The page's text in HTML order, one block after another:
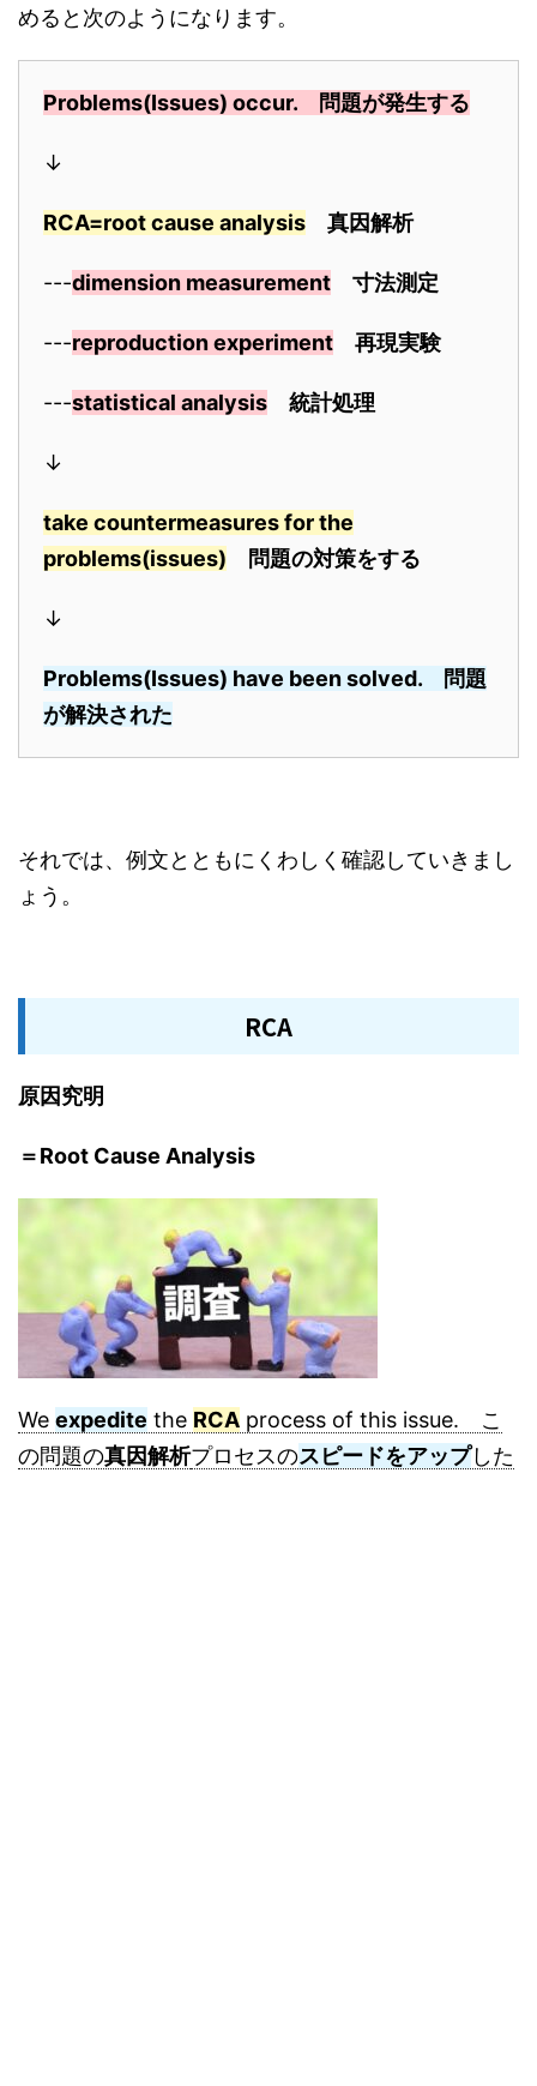
めると次のようになります。
Problems(Issues) occur. 問題が発生する
↓
RCA=root cause analysis 真因解析
---dimension measurement 寸法測定
---reproduction experiment 再現実験
---statistical analysis 統計処理
↓
take countermeasures for the
problems(issues) 問題の対策をする
↓
Problems(Issues) have been solved. 問題
が解決された
それでは、例文とともにくわしく確認していきまし
ょう。
RCA
原因究明
＝Root Cause Analysis
We expedite the RCA process of this issue. こ
の問題の真因解析プロセスのスピードをアップした